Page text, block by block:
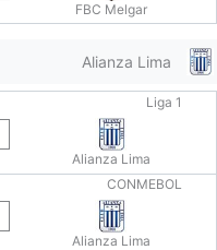
FBC Melgar
Alianza Lima
Liga 1
Alianza Lima
CONMEBOL
Alianza Lima